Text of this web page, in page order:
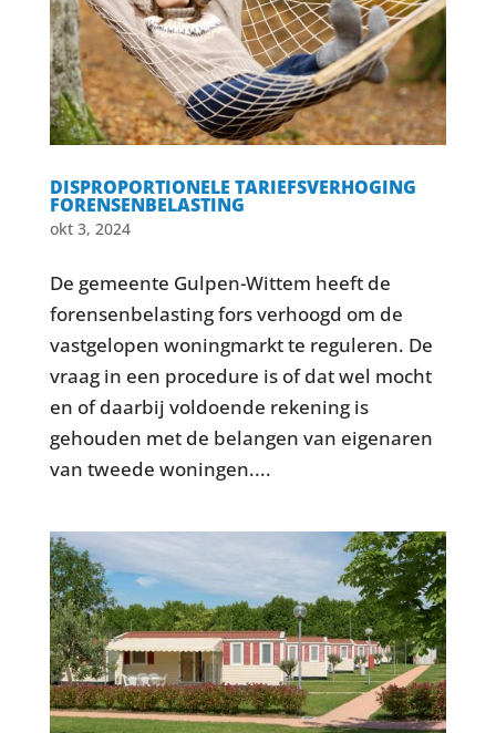
DISPROPORTIONELE TARIEFSVERHOGING
FORENSENBELASTING
okt 3, 2024
De gemeente Gulpen-Wittem heeft de
forensenbelasting fors verhoogd om de
vastgelopen woningmarkt te reguleren. De
vraag in een procedure is of dat wel mocht
en of daarbij voldoende rekening is
gehouden met de belangen van eigenaren
van tweede woningen....